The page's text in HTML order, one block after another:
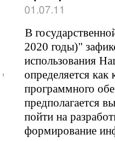
01.07.11
В
2020 годы)"
использования
определяется как
программного
предполагается
пойти на
формирование
1